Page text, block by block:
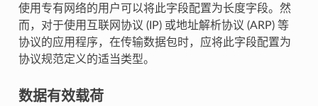
使用专有网络的用户可以将此字段配置为长度字段。然
而，对于使用互联网协议 (IP) 或地址解析协议 (ARP) 等
协议的应用程序，在传输数据包时，应将此字段配置为
协议规范定义的适当类型。
数据有效载荷